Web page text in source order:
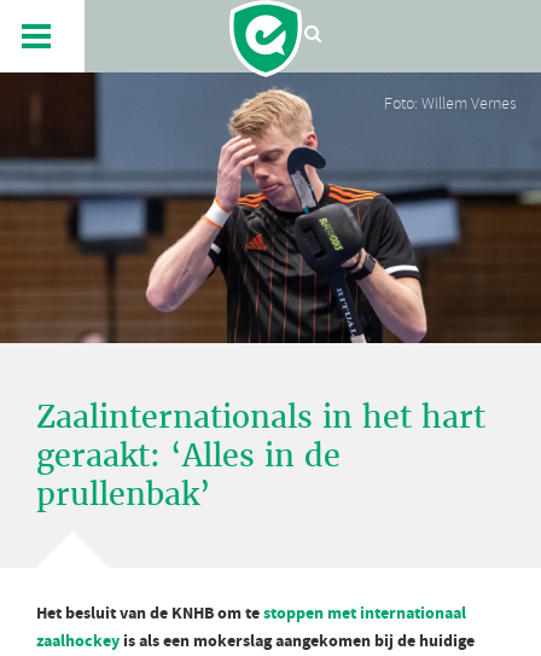
Foto: Willem Vernes
Zaalinternationals in het hart
geraakt: ‘Alles in de
prullenbak’
Het besluit van de KNHB om testoppen met internationaal
zaalhockey is als een mokerslag aangekomen bij de huidige